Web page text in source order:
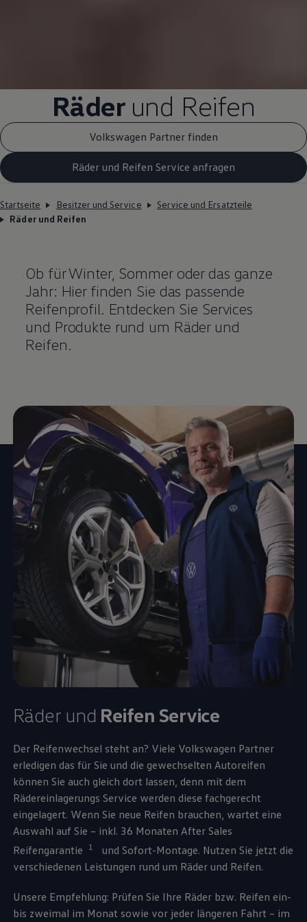
Räder und Reifen
Volkswagen Partner finden
Räder und Reifen Service anfragen
Startseite Besitzer und Service
Service und Ersatzteile
Räder und Reifen
Ob für Winter, Sommer oder das ganze
Jahr: Hier finden Sie das passende
Reifenprofil. Entdecken Sie Services
und Produkte rund um Räder und
Reifen.
Räder und Reifen Service
Der Reifenwechsel steht an? Viele Volkswagen Partner
erledigen das für Sie und die gewechselten Autoreifen
können Sie auch gleich dort lassen, denn mit dem
Rädereinlagerungs Service werden diese fachgerecht
eingelagert. Wenn Sie neue Reifen brauchen, wartet eine
Auswahl auf Sie – inkl. 36 Monaten After Sales
Reifengarantie
1
und Sofort-Montage. Nutzen Sie jetzt die
verschiedenen Leistungen rund um Räder und Reifen.
Unsere Empfehlung: Prüfen Sie Ihre Räder bzw. Reifen ein-
bis zweimal im Monat sowie vor jeder längeren Fahrt – im